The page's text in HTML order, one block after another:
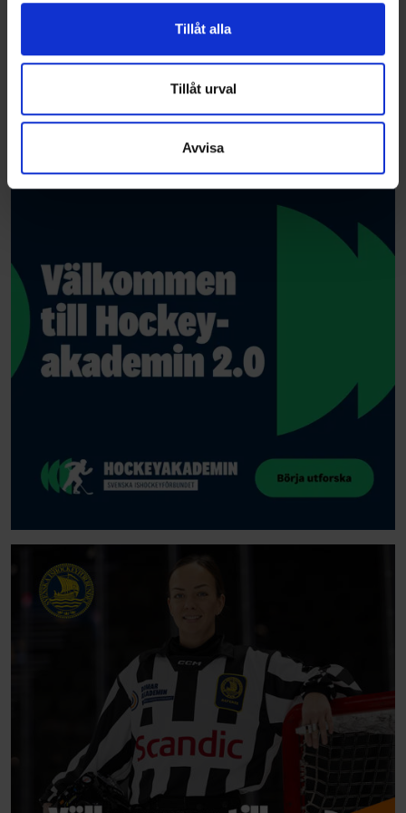
vidarebefordrar även sådana identifierare och annan
annons- och analysföretag som vi samarbetar med.
Dessa kan i sin tur kombinera informationen med annan
samlat in när du har använt deras tjänster.
Tillåt alla
Tillåt urval
Avvisa